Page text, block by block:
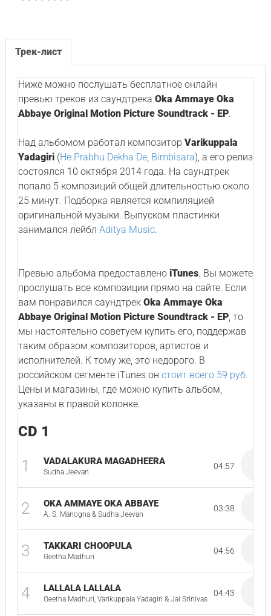
Трек-лист
Ниже можно послушать бесплатное онлайн
превью треков из саундтрека Oka Ammaye Oka
Abbaye Original Motion Picture Soundtrack - EP.
Над альбомом работал композитор Varikuppala
Yadagiri(He Prabhu Dekha De, Bimbisara), а его релиз
состоялся 10 октября 2014 года. На саундтрек
попало 5 композиций общей длительностью около
25 минут. Подборка является компиляцией
оригинальной музыки. Выпуском пластинки
занимался лейбл Aditya Music.
Превью альбома предоставлено iTunes. Вы можете
прослушать все композиции прямо на сайте. Если
вам понравился саундтрек Oka Ammaye Oka
Abbaye Original Motion Picture Soundtrack - EP, то
мы настоятельно советуем купить его, поддержав
таким образом композиторов, артистов и
исполнителей. К тому же, это недорого. В
российском сегменте iTunes он стоит всего 59 руб.
Цены и магазины, где можно купить альбом,
указаны в правой колонке.
CD 1
1 VADALAKURA MAGADHEERA
Sudha Jeevan
04:57
2 OKA AMMAYE OKA ABBAYE
A. S. Manogna & Sudha Jeevan
03:38
3 TAKKARI CHOOPULA
Geetha Madhuri
04:56
4 LALLALA LALLALA
Geetha Madhuri, Varikuppala Yadagiri & Jai Srinivas
04:43